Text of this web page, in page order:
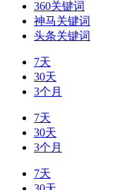
360关键词
神马关键词
头条关键词
7天
30天
3个月
7天
30天
3个月
7天